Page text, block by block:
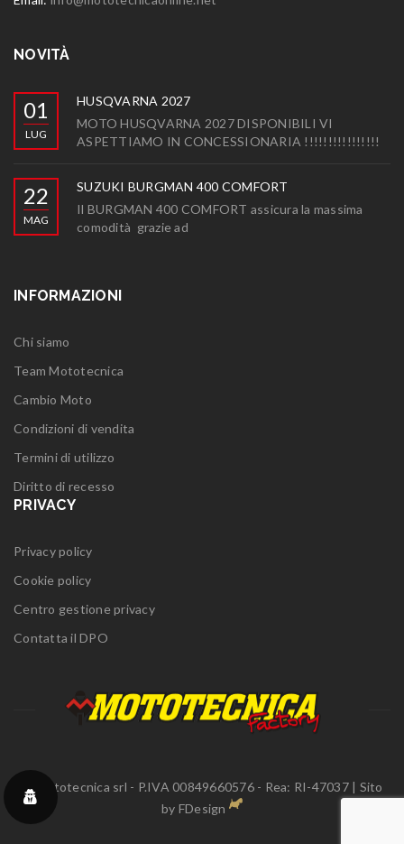
NOVITÀ
01
LUG
HUSQVARNA 2027
MOTO HUSQVARNA 2027 DISPONIBILI VI
ASPETTIAMO IN CONCESSIONARIA !!!!!!!!!!!!!!!!
22
MAG
SUZUKI BURGMAN 400 COMFORT
Il BURGMAN 400 COMFORT assicura la massima
comodità grazie ad
INFORMAZIONI
Chi siamo
Team Mototecnica
Cambio Moto
Condizioni di vendita
Termini di utilizzo
Diritto di recesso
PRIVACY
Privacy policy
Cookie policy
Centro gestione privacy
Contatta il DPO
© Mototecnica srl - P.IVA 00849660576 - Rea: RI-47037 | Sito
by FDesign